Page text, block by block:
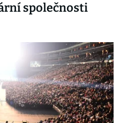
společnosti